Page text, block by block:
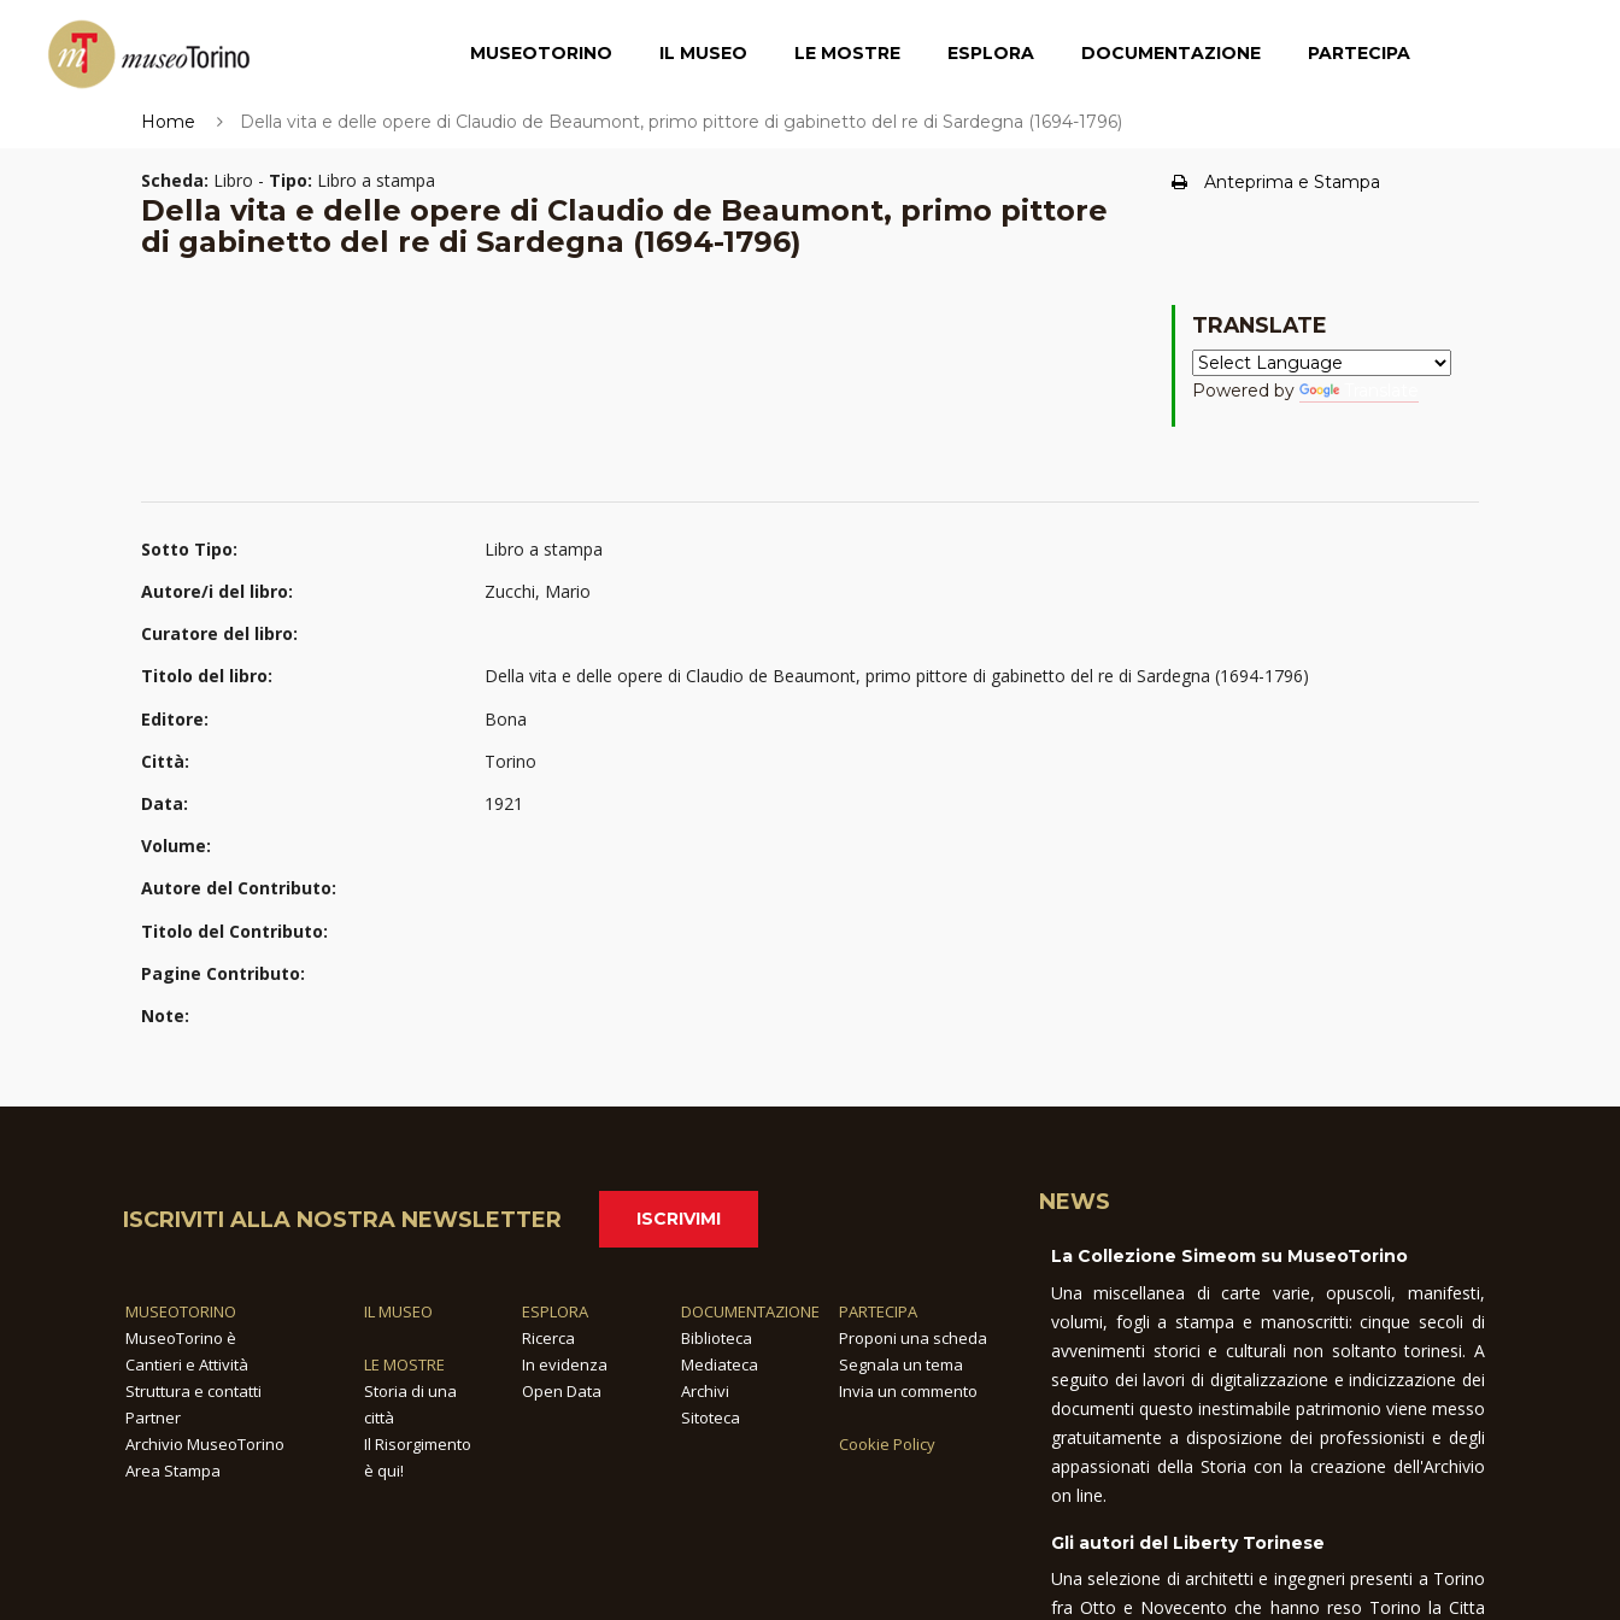
MUSEOTORINO IL MUSEO LE MOSTRE ESPLORA DOCUMENTAZIONE PARTECIPA
Home Della vita e delle opere di Claudio de Beaumont, primo pittore di gabinetto del re di Sardegna (1694-1796)
Scheda: Libro - Tipo: Libro a stampa
Della vita e delle opere di Claudio de Beaumont, primo pittore
di gabinetto del re di Sardegna (1694-1796)
Anteprima e Stampa
TRANSLATE
Powered by
Sotto Tipo:
Libro a stampa
Autore/i del libro:
Zucchi, Mario
Curatore del libro:
Titolo del libro:
Della vita e delle opere di Claudio de Beaumont, primo pittore di gabinetto del re di Sardegna (1694-1796)
Editore:
Bona
Città:
Torino
Data:
1921
Volume:
Autore del Contributo:
Titolo del Contributo:
Pagine Contributo:
Note:
ISCRIVITI ALLA NOSTRA NEWSLETTER ISCRIVIMI
MUSEOTORINO
MuseoTorino è
Cantieri e Attività
Struttura e contatti
Partner
Archivio MuseoTorino
Area Stampa
IL MUSEO
LE MOSTRE
Storia di una
città
Il Risorgimento
è qui!
ESPLORA
Ricerca
In evidenza
Open Data
DOCUMENTAZIONE
Biblioteca
Mediateca
Archivi
Sitoteca
PARTECIPA
Proponi una scheda
Segnala un tema
Invia un commento
Cookie Policy
NEWS
La Collezione Simeom su MuseoTorino
Una miscellanea di carte varie, opuscoli, manifesti,
volumi, fogli a stampa e manoscritti: cinque secoli di
avvenimenti storici e culturali non soltanto torinesi. A
seguito dei lavori di digitalizzazione e indicizzazione dei
documenti questo inestimabile patrimonio viene messo
gratuitamente a disposizione dei professionisti e degli
appassionati della Storia con la creazione dell'Archivio
on line.
Gli autori del Liberty Torinese
Una selezione di architetti e ingegneri presenti a Torino
fra Otto e Novecento che hanno reso Torino la Citta